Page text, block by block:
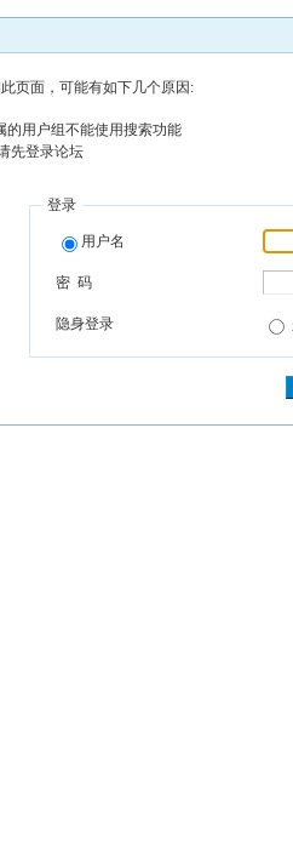
页面，可能有如下几个原因:
的用户组不能使用搜索功能
先登录论坛
登录
用户名
密 码
隐身登录